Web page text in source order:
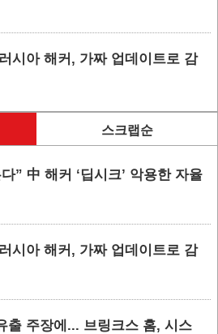
시아 해커, 가짜 업데이트로 감
스크랩순
” 中 해커 ‘딥시크’ 악용한 자율
시아 해커, 가짜 업데이트로 감
출 주장에... 브링크스 홈, 시스